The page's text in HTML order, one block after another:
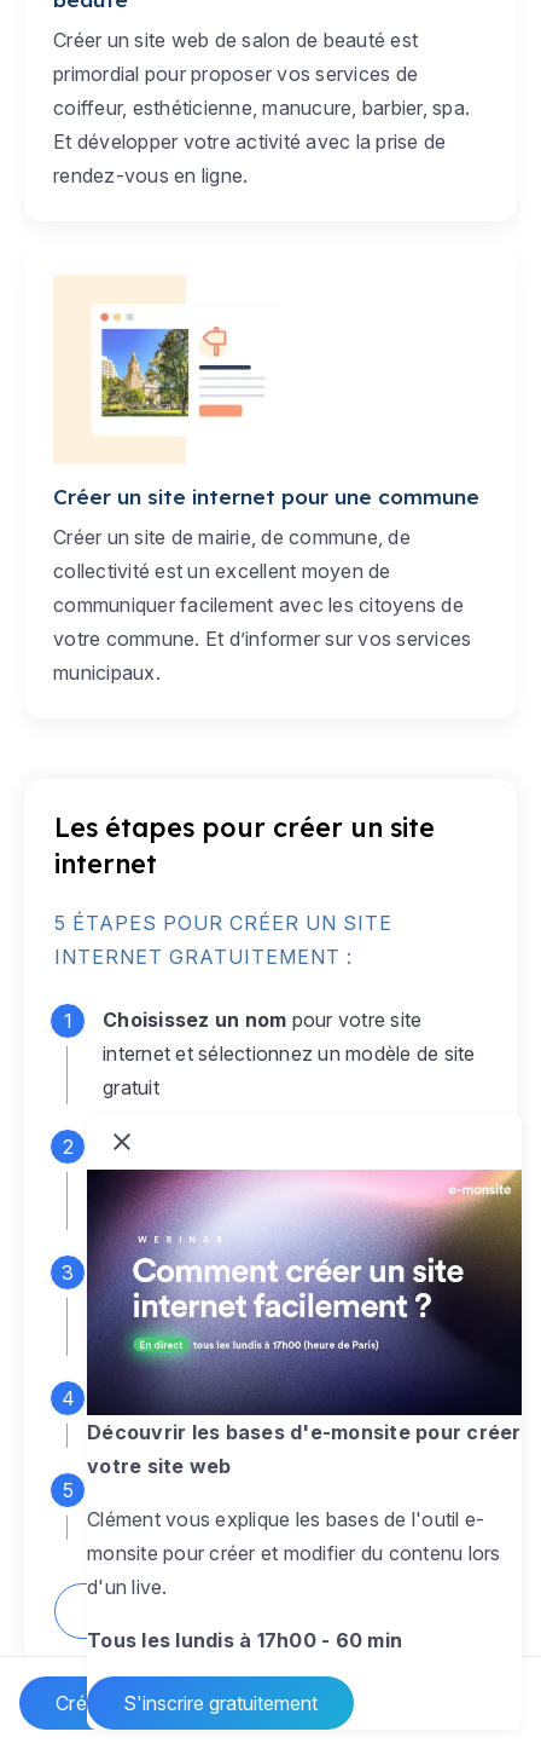
Créer un site Internet
Créer un site web de salon de beauté est
primordial pour proposer vos services de
coiffeur, esthéticienne, manucure, barbier, spa.
Et développer votre activité avec la prise de
rendez-vous en ligne.
Créer un site internet pour une commune
Créer un site de mairie, de commune, de
collectivité est un excellent moyen de
communiquer facilement avec les citoyens de
votre commune. Et d’informer sur vos services
municipaux.
Les étapes pour créer un site
internet
5 ÉTAPES POUR CRÉER UN SITE
INTERNET GRATUITEMENT :
Choisissez un nom pour votre site
internet et sélectionnez un modèle de site
gratuit
Connectez-vous
monsite gratuit pour accéder à votre
espace d'administration
Personnalisez entièrement le
designpour créer un site web sur-mesure,
à votre image
Ajoutez des pagessans limite pour
présenter votre activité, votre passion
pour rendre votre site dynamique
Découvrir les bases d'e-monsite pour créer
votre site web
Clément vous explique les bases de l'outil e-
monsite pour créer et modifier du contenu lors
d'un live.
Tous les lundis à 17h00 - 60 min
S'inscrire gratuitement